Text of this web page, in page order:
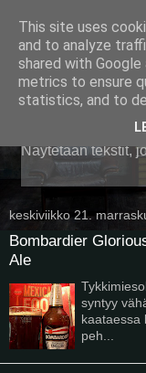
Näytetään tekstit,
keskiviikko 21.
Bombardier
Ale
syntyy
kaataessa
peh...
This site uses
and to analyze
shared with
metrics to ensure
statistics, and to